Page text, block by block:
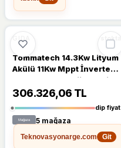
%10
GIDA stokta
Tommatech 14.3Kw Lityum
Akülü 11Kw Mppt İnverterli
Hazır Solar Enerji Paketi
306.326,06 TL
dip fiyat
5 mağaza
Teknovasyonarge.com
Git